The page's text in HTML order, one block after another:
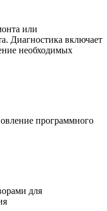
или
Диагностика включает
необходимых
программного
для